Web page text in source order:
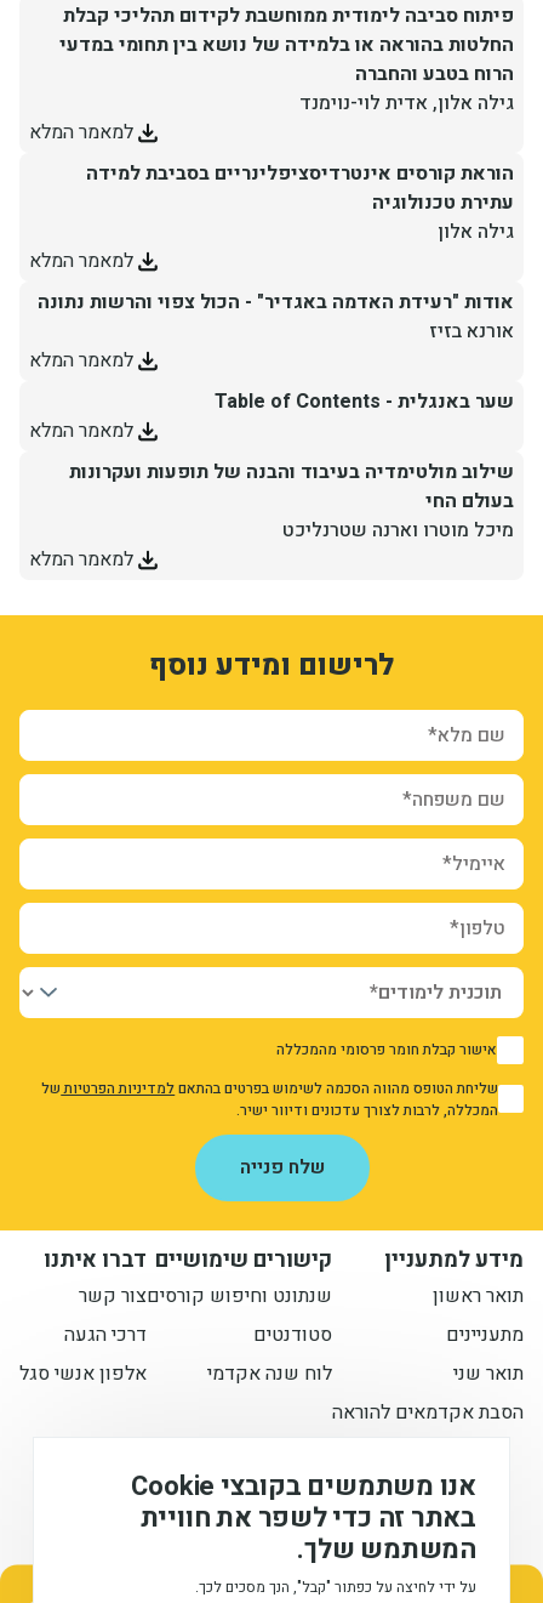
פיתוח סביבה לימודית ממוחשבת לקידום תהליכי קבלת
החלטות בהוראה או בלמידה של נושא בין תחומי במדעי
הרוח בטבע והחברה
גילה אלון, אדית לוי-נוימנד
למאמר המלא
הוראת קורסים אינטרדיסציפלינריים בסביבת למידה
עתירת טכנולוגיה
גילה אלון
למאמר המלא
אודות "רעידת האדמה באגדיר" - הכול צפוי והרשות נתונה
אורנא בזיז
למאמר המלא
שער באנגלית - Table of Contents
למאמר המלא
שילוב מולטימדיה בעיבוד והבנה של תופעות ועקרונות
בעולם החי
מיכל מוטרו וארנה שטרנליכט
למאמר המלא
לרישום ומידע נוסף
שם מלא*
שם משפחה*
איימיל*
טלפון*
1 אישור קבלת חומר פרסומי מהמכללה
1
אני מאשר/ת את מדיניות הפרטיות
שליחת הטופס מהווה הסכמה לשימוש בפרטים בהתאםלמדיניות הפרטיותשל
המכללה, לרבות לצורך עדכונים ודיוור ישיר.
שלח פנייה
form-p4X1HbfImoED8MTV5tkqBQ9YGhqaev4cDv9HU_ufsG8
xZ9f_YFnmayGdF2ItloezgpdcXwlJFAehlVCNvfY_Ho
מתעניינים בלימודים
מידע למתעניין
תואר ראשון
מתעניינים
תואר שני
הסבת אקדמאים להוראה
קישורים שימושיים
שנתונט וחיפוש קורסים
סטודנטים
לוח שנה אקדמי
דברו איתנו
צור קשר
דרכי הגעה
אלפון אנשי סגל
המכללה האקדמית לחינוך ע"ש דוד ילין (ע.ר), © 2026
הישארו מעודכנים איתנואנו משתמשים בקובצי Cookie
באתר זה כדי לשפר את חוויית
המשתמש שלך.
על ידי לחיצה על כפתור "קבל", הנך מסכים לכך.